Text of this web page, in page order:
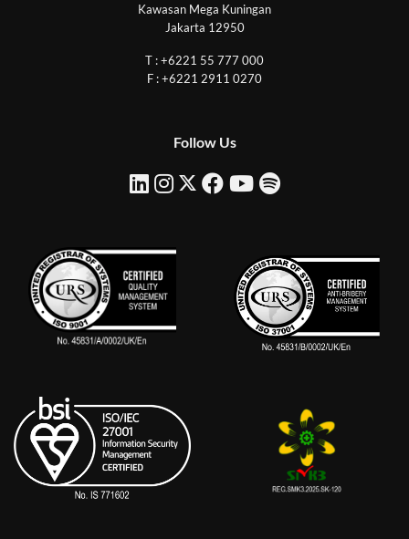
Kawasan Mega Kuningan
Jakarta 12950
T : +6221 55 777 000
F : +6221 2911 0270
Follow Us